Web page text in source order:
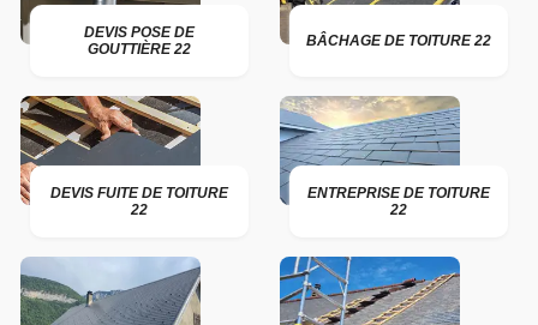
DEVIS POSE DE
GOUTTIÈRE 22
BÂCHAGE DE TOITURE 22
DEVIS FUITE DE TOITURE
22
ENTREPRISE DE TOITURE
22